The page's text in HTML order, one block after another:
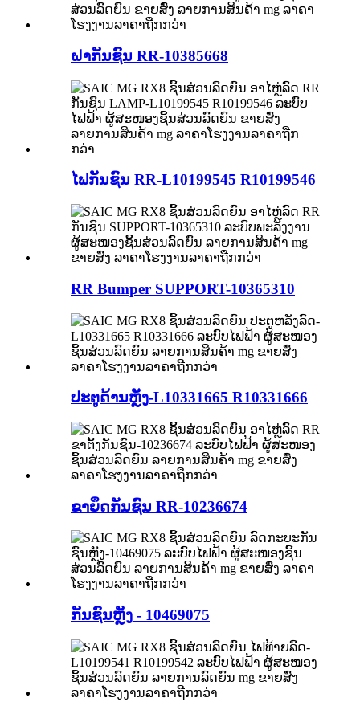
ຝາກັນຊົນ RR-10385668
ໄຟກັນຊົນ RR-L10199545 ​​R10199546
RR Bumper SUPPORT-10365310
ປະຕູດ້ານຫຼັງ-L10331665 R10331666
ຂາຍຶດກັນຊົນ RR-10236674
ກັນຊົນຫຼັງ - 10469075